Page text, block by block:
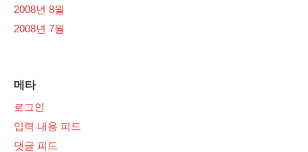
2008년 8월
2008년 7월
메타
로그인
입력 내용 피드
댓글 피드